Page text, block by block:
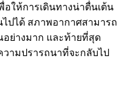
อให้การเดินทางน่าตื่นเต้น
ปได้ สภาพอากาศสามารถ
ย่างมาก และท้ายที่สุด
ามปรารถนาที่จะกลับไป